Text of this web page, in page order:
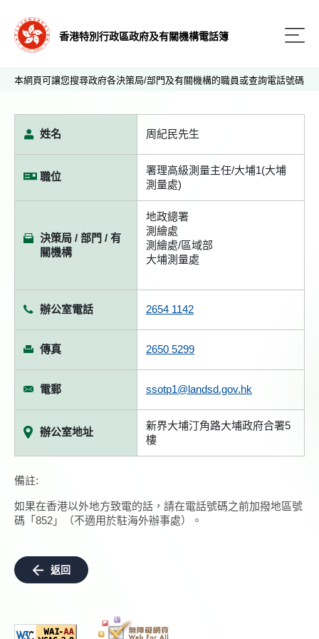
香港特別行政區政府及有關機構電話簿
本網頁可讓您搜尋政府各決策局/部門及有關機構的職員或查詢電話號碼
姓名 周紀民先生
職位
署理高級測量主任/大埔1(大埔
測量處)
決策局 / 部門 / 有
關機構
地政總署
測繪處
測繪處/區域部
大埔測量處
辦公室電話 2654 1142
傳真 2650 5299
電郵 ssotp1@landsd.gov.hk
辦公室地址
新界大埔汀角路大埔政府合署5
樓
備註:
如果在香港以外地方致電的話，請在電話號碼之前加撥地區號
碼「852」（不適用於駐海外辦事處）。
返回